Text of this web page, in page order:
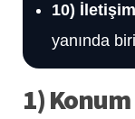
10)
yanında
1)